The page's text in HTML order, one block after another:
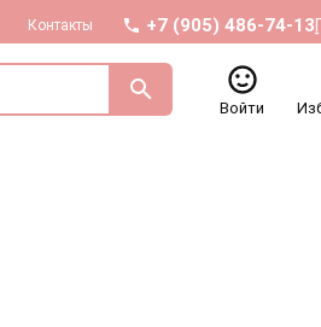
Контакты +7 (905) 486-74-13
Войти